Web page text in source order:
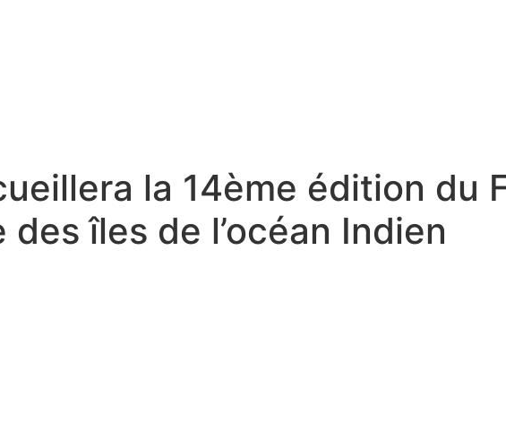
la 14ème édition du
îles de l’océan Indien